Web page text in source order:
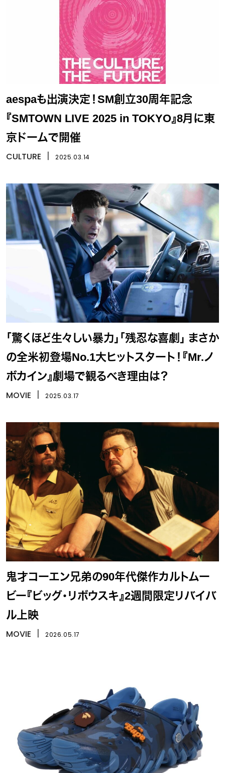
aespaも出演決定！SM創立30周年記念
『SMTOWN LIVE 2025 in TOKYO』8月に東
京ドームで開催
CULTURE 2025.03.14
「驚くほど生々しい暴力」「残忍な喜劇」 まさか
の全米初登場No.1大ヒットスタート！『Mr.ノ
ボカイン』劇場で観るべき理由は？
MOVIE 2025.03.17
鬼才コーエン兄弟の90年代傑作カルトムー
ビー『ビッグ・リボウスキ』2週間限定リバイバ
ル上映
MOVIE 2026.05.17